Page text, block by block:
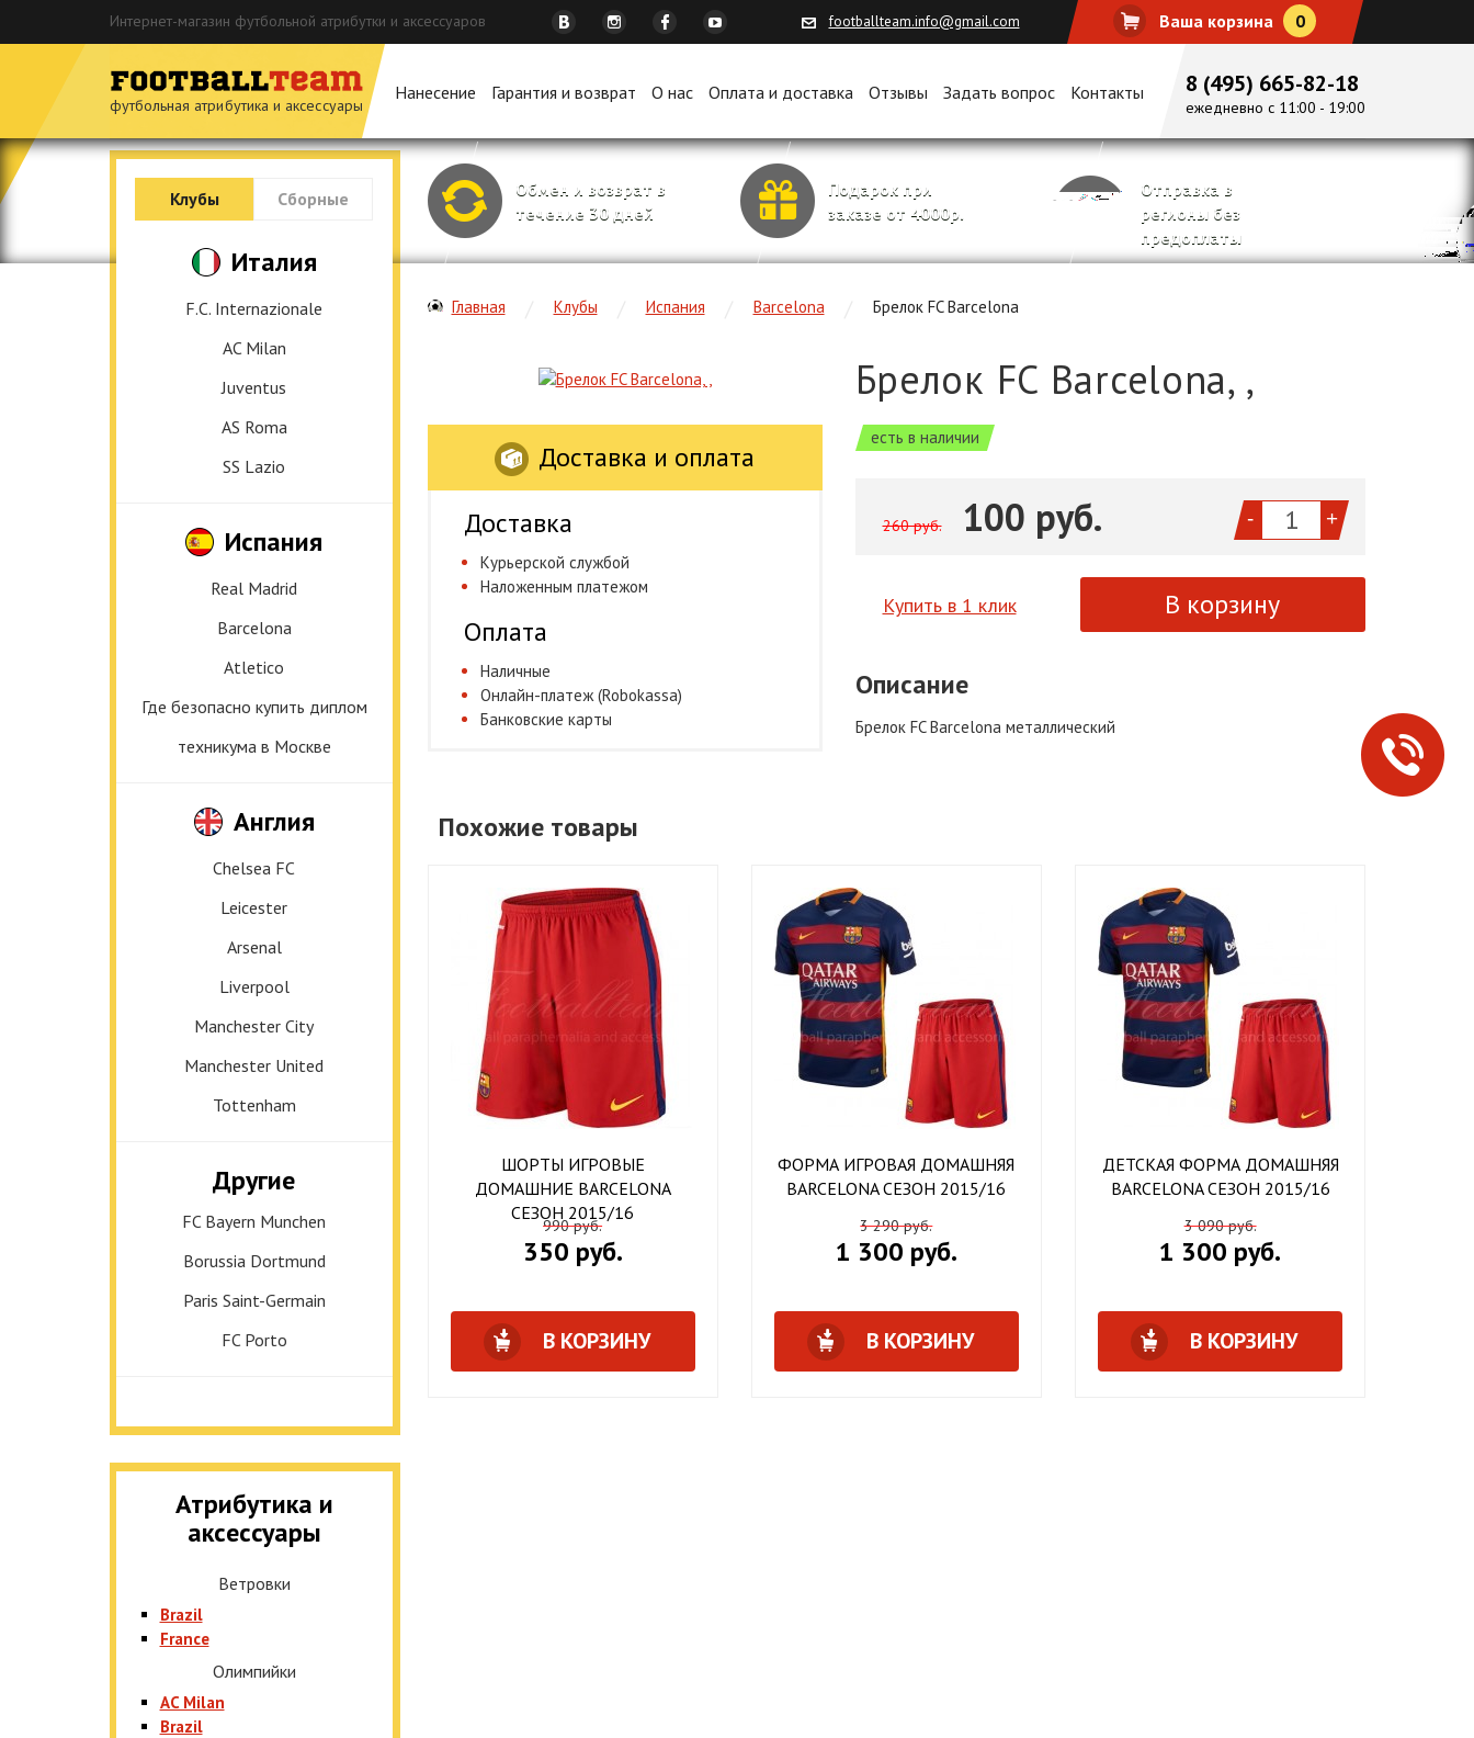
Интернет-магазин футбольной атрибутки и аксессуаров footballteam.info@gmail.com Ваша корзина 0
футбольная атрибутика и аксессуары
Нанесение Гарантия и возврат О нас Оплата и доставка Отзывы Задать вопрос Контакты 8 (495) 665-82-18
ежедневно с 11:00 - 19:00
Обмен и возврат в
течение 30 дней
Подарок при
заказе от 4000р.
Отправка в
регионы без
предоплаты
Клубы Сборные
Италия
F.C. Internazionale
AC Milan
Juventus
AS Roma
SS Lazio
Испания
Real Madrid
Barcelona
Atletico
Где безопасно купить диплом
техникума в Москве
Англия
Chelsea FC
Leicester
Arsenal
Liverpool
Manchester City
Manchester United
Tottenham
Другие
FC Bayern Munchen
Borussia Dortmund
Paris Saint-Germain
FC Porto
Атрибутика и
аксессуары
Ветровки
Brazil
France
Олимпийки
AC Milan
Brazil
Главная Клубы Испания Barcelona Брелок FC Barcelona
Доставка и оплата
Доставка
Курьерской службой
Наложенным платежом
Оплата
Наличные
Онлайн-платеж (Robokassa)
Банковские карты
Брелок FC Barcelona, ,
есть в наличии
260 руб. 100 руб. - +
Купить в 1 клик
Описание
Брелок FC Barcelona металлический
Похожие товары
ШОРТЫ ИГРОВЫЕ
ДОМАШНИЕ BARCELONA
СЕЗОН 2015/16
990 руб.
350 руб.
В КОРЗИНУ
ФОРМА ИГРОВАЯ ДОМАШНЯЯ
BARCELONA СЕЗОН 2015/16
3 290 руб.
1 300 руб.
В КОРЗИНУ
ДЕТСКАЯ ФОРМА ДОМАШНЯЯ
BARCELONA СЕЗОН 2015/16
3 090 руб.
1 300 руб.
В КОРЗИНУ